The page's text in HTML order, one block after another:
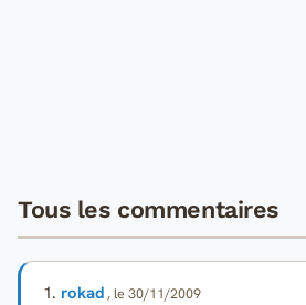
Tous les commentaires
1. rokad , le 30/11/2009